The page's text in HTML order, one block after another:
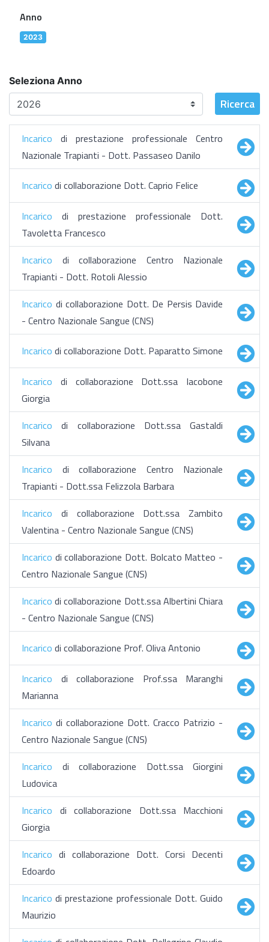
Anno
2023
Seleziona Anno
Ricerca
Incarico di prestazione professionale Centro
Nazionale Trapianti - Dott. Passaseo Danilo
Incarico di collaborazione Dott. Caprio Felice
Incarico di prestazione professionale Dott.
Tavoletta Francesco
Incarico di collaborazione Centro Nazionale
Trapianti - Dott. Rotoli Alessio
Incarico di collaborazione Dott. De Persis Davide
- Centro Nazionale Sangue (CNS)
Incarico di collaborazione Dott. Paparatto Simone
Incarico di collaborazione Dott.ssa Iacobone
Giorgia
Incarico di collaborazione Dott.ssa Gastaldi
Silvana
Incarico di collaborazione Centro Nazionale
Trapianti - Dott.ssa Felizzola Barbara
Incarico di collaborazione Dott.ssa Zambito
Valentina - Centro Nazionale Sangue (CNS)
Incarico di collaborazione Dott. Bolcato Matteo -
Centro Nazionale Sangue (CNS)
Incarico di collaborazione Dott.ssa Albertini Chiara
- Centro Nazionale Sangue (CNS)
Incarico di collaborazione Prof. Oliva Antonio
Incarico di collaborazione Prof.ssa Maranghi
Marianna
Incarico di collaborazione Dott. Cracco Patrizio -
Centro Nazionale Sangue (CNS)
Incarico di collaborazione Dott.ssa Giorgini
Ludovica
Incarico di collaborazione Dott.ssa Macchioni
Giorgia
Incarico di collaborazione Dott. Corsi Decenti
Edoardo
Incarico di prestazione professionale Dott. Guido
Maurizio